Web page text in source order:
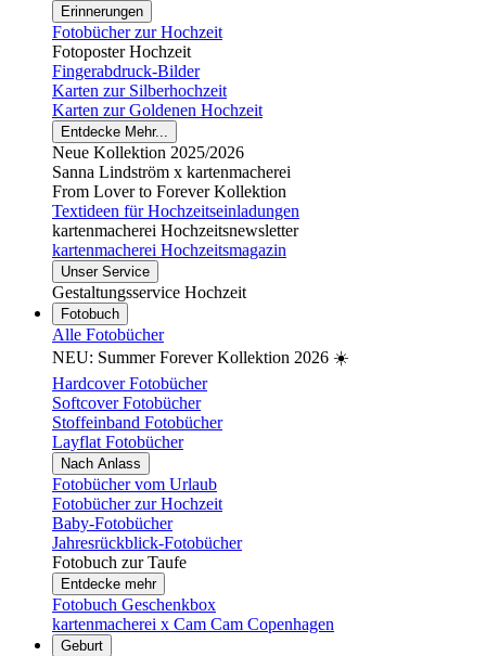
Erinnerungen
Fotobücher zur Hochzeit
Fotoposter Hochzeit
Fingerabdruck-Bilder
Karten zur Silberhochzeit
Karten zur Goldenen Hochzeit
Entdecke Mehr...
Neue Kollektion 2025/2026
Sanna Lindström x kartenmacherei
From Lover to Forever Kollektion
Textideen für Hochzeitseinladungen
kartenmacherei Hochzeitsnewsletter
kartenmacherei Hochzeitsmagazin
Unser Service
Gestaltungsservice Hochzeit
Fotobuch
Alle Fotobücher
NEU: Summer Forever Kollektion 2026 ☀️
Hardcover Fotobücher
Softcover Fotobücher
Stoffeinband Fotobücher
Layflat Fotobücher
Nach Anlass
Fotobücher vom Urlaub
Fotobücher zur Hochzeit
Baby-Fotobücher
Jahresrückblick-Fotobücher
Fotobuch zur Taufe
Entdecke mehr
Fotobuch Geschenkbox
kartenmacherei x Cam Cam Copenhagen
Geburt